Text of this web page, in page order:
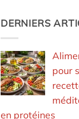
DERNIERS
pour
en protéines